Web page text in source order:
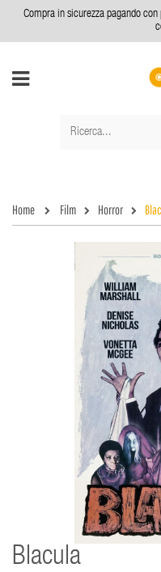
Compra in sicurezza pagando
Home Film Horror
Blacula